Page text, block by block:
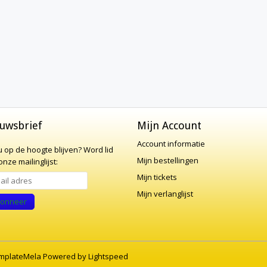
op de hoogte blijven?Word lid
mailinglijst:
Mijn Account
Account informatie
Mijn bestellingen
Mijn tickets
Mijn verlanglijst
Powered byLightspeed